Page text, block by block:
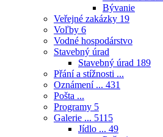
Bývanie
Veřejné zakázky 19
Voľby 6
Vodné hospodárstvo
Stavebný úrad
Stavebný úrad 189
Přání a stížnosti ...
Oznámení ... 431
Pošta ...
Programy 5
Galerie ... 5115
Jídlo ... 49